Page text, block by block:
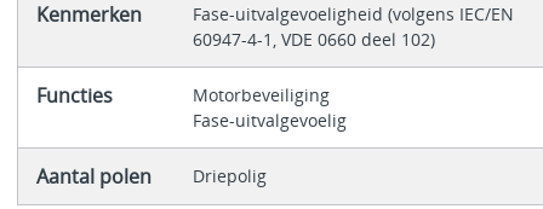
Kenmerken
Fase-uitvalgevoeligheid (volgens IEC/EN
60947-4-1, VDE 0660 deel 102)
Functies
Motorbeveiliging
Fase-uitvalgevoelig
Aantal polen Driepolig